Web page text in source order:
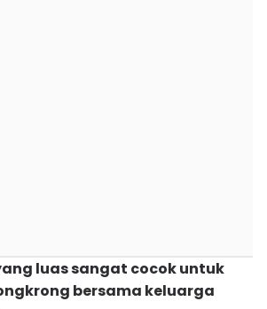
luas sangat cocok untuk
bersama keluarga